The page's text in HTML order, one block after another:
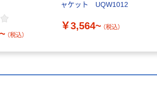
（税込）
ャケット UQW1012
￥3,564~ （税込）